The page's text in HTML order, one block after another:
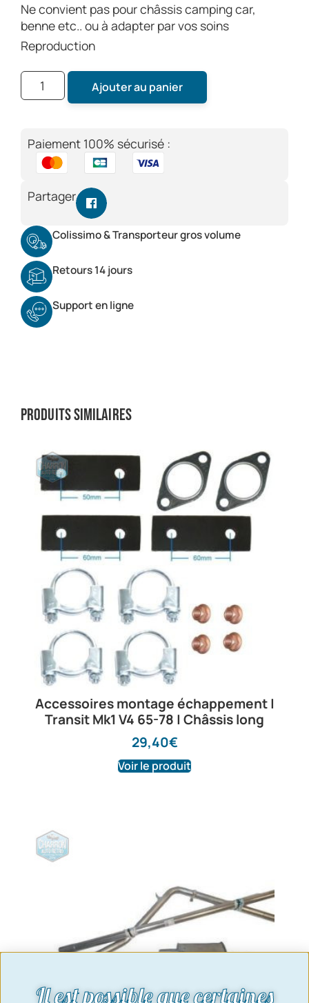
Ne convient pas pour châssis camping car,
benne etc.. ou à adapter par vos soins
Reproduction
Ajouter au panier
Paiement 100% sécurisé :
Partager
Colissimo & Transporteur gros volume
Retours 14 jours
Support en ligne
Produits similaires
Accessoires montage échappement |
Transit Mk1 V4 65-78 | Châssis long
29,40€
Voir le produit
Il est possible que certaines